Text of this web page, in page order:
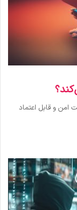
امن و قابل اعتماد